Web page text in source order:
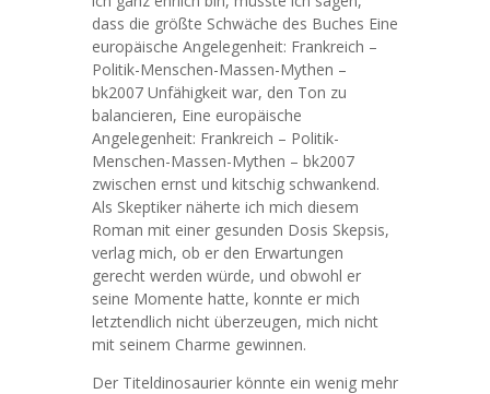
dass die größte Schwäche des Buches Eine
europäische Angelegenheit: Frankreich –
Politik-Menschen-Massen-Mythen –
bk2007 Unfähigkeit war, den Ton zu
balancieren, Eine europäische
Angelegenheit: Frankreich – Politik-
Menschen-Massen-Mythen – bk2007
zwischen ernst und kitschig schwankend.
Als Skeptiker näherte ich mich diesem
Roman mit einer gesunden Dosis Skepsis,
verlag mich, ob er den Erwartungen
gerecht werden würde, und obwohl er
seine Momente hatte, konnte er mich
letztendlich nicht überzeugen, mich nicht
mit seinem Charme gewinnen.
Der Titeldinosaurier könnte ein wenig mehr